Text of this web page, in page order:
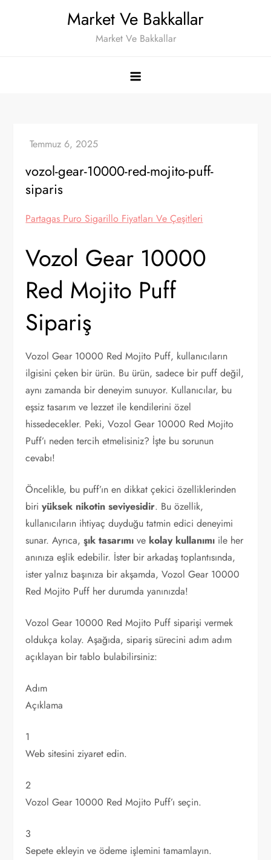
Market Ve Bakkallar
Market Ve Bakkallar
vozol-gear-10000-red-mojito-puff-
siparis
Partagas Puro Sigarillo Fiyatları Ve Çeşitleri
Vozol Gear 10000
Red Mojito Puff
Sipariş
Vozol Gear 10000 Red Mojito Puff, kullanıcıların
ilgisini çeken bir ürün. Bu ürün, sadece bir puff değil,
aynı zamanda bir deneyim sunuyor. Kullanıcılar, bu
eşsiz tasarım ve lezzet ile kendilerini özel
hissedecekler. Peki, Vozol Gear 10000 Red Mojito
Puff’ı neden tercih etmelisiniz? İşte bu sorunun
cevabı!
Öncelikle, bu puff’ın en dikkat çekici özelliklerinden
biriyüksek nikotin seviyesidir. Bu özellik,
kullanıcıların ihtiyaç duyduğu tatmin edici deneyimi
sunar. Ayrıca,şık tasarımı ve kolay kullanımı ile her
anınıza eşlik edebilir. İster bir arkadaş toplantısında,
ister yalnız başınıza bir akşamda, Vozol Gear 10000
Red Mojito Puff her durumda yanınızda!
Vozol Gear 10000 Red Mojito Puff siparişi vermek
oldukça kolay. Aşağıda, sipariş sürecini adım adım
açıklayan bir tablo bulabilirsiniz:
Adım
Açıklama
1
Web sitesini ziyaret edin.
2
Vozol Gear 10000 Red Mojito Puff’ı seçin.
3
Sepete ekleyin ve ödeme işlemini tamamlayın.